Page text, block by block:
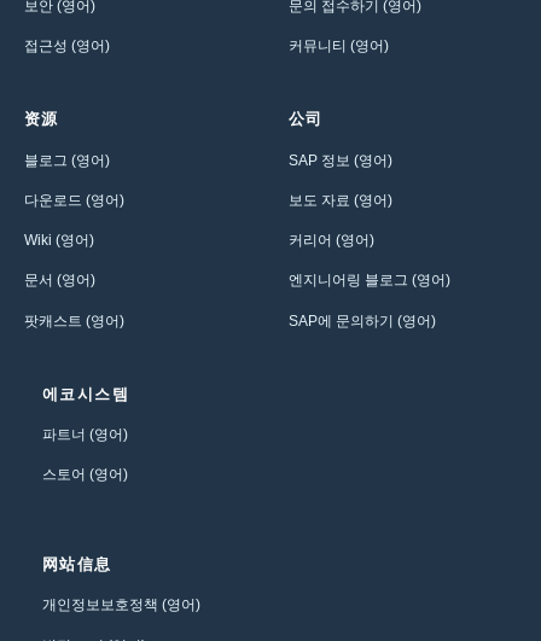
보안 (영어)
접근성 (영어)
문의 접수하기 (영어)
커뮤니티 (영어)
资源
블로그 (영어)
다운로드 (영어)
Wiki (영어)
문서 (영어)
팟캐스트 (영어)
公司
SAP 정보 (영어)
보도 자료 (영어)
커리어 (영어)
엔지니어링 블로그 (영어)
SAP에 문의하기 (영어)
에코시스템
파트너 (영어)
스토어 (영어)
网站信息
개인정보보호정책 (영어)